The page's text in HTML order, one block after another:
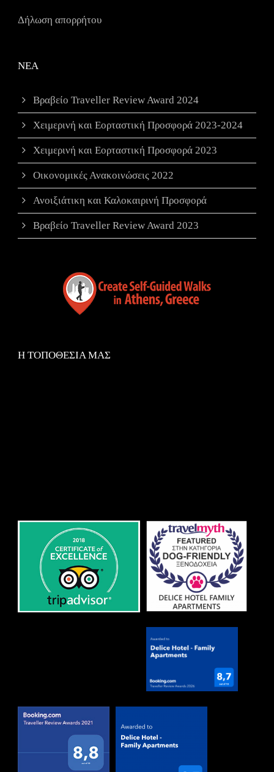
Δήλωση απορρήτου
ΝΕΑ
Βραβείο Traveller Review Award 2024
Χειμερινή και Εορταστική Προσφορά 2023-2024
Χειμερινή και Εορταστική Προσφορά 2023
Οικονομικές Ανακοινώσεις 2022
Ανοιξιάτικη και Καλοκαιρινή Προσφορά
Βραβείο Traveller Review Award 2023
Η ΤΟΠΟΘΕΣΙΑ ΜΑΣ